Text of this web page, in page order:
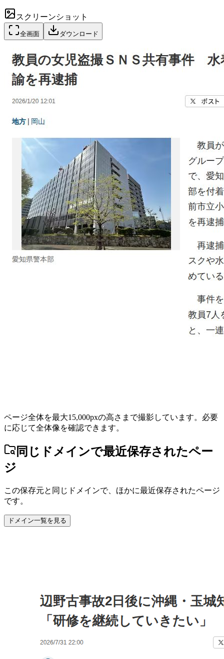
スクリーンショット
全画面 ダウンロード
ページ全体を最大15,000pxの高さまで撮影しています。必要
に応じて全体像を確認できます。
同じドメインで最近保存されたペー
ジ
この保存元と同じドメインで、ほかに最近保存されたページ
です。
ドメイン一覧を見る